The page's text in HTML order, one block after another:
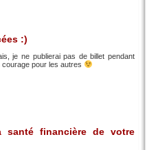
:)
je ne publierai pas de billet pendant
pour les autres
santé financière de votre